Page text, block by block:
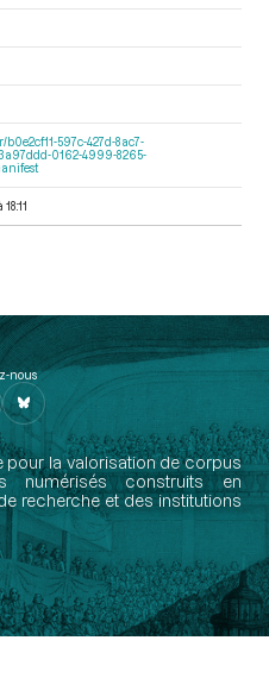
b0e2cf11-597c-427d-8ac7-
0162-4999-8265-
nous
pour la valorisation de corpus
numérisés construits en
recherche et des institutions